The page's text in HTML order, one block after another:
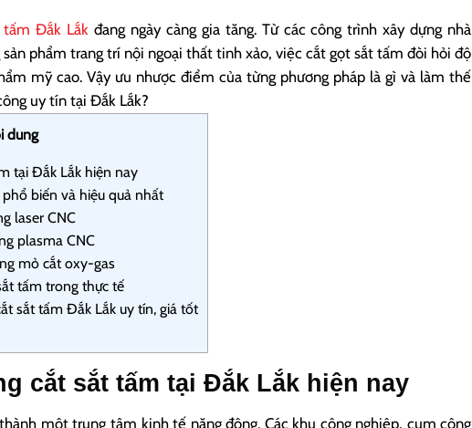
Đắk Lắk đang ngày càng gia tăng. Từ các công trình xây dựng nhà
phẩm trang trí nội ngoại thất tinh xảo, việc cắt gọt sắt tấm đòi hỏi độ
mỹ cao. Vậy ưu nhược điểm của từng phương pháp là gì và làm thế
uy tín tại Đắk Lắk?
dung
tại Đắk Lắk hiện nay
biến và hiệu quả nhất
laser CNC
plasma CNC
mỏ cắt oxy-gas
tấm trong thực tế
sắt tấm Đắk Lắk uy tín, giá tốt
cắt sắt tấm tại Đắk Lắk hiện nay
một trung tâm kinh tế năng động. Các khu công nghiệp, cụm công